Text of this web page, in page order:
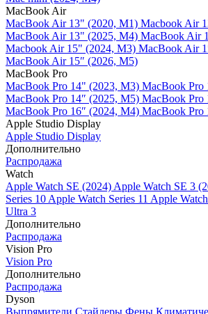
MacBook Air
MacBook Air 13" (2020, M1) Macbook Air
MacBook Air 13" (2025, M4) MacBook Air
Macbook Air 15" (2024, M3) MacBook Air
MacBook Air 15″ (2026, M5)
MacBook Pro
MacBook Pro 14" (2023, M3) MacBook Pro
MacBook Pro 14″ (2025, M5) MacBook Pro
MacBook Pro 16″ (2024, M4) MacBook Pro
Apple Studio Display
Apple Studio Display
Дополнительно
Распродажа
Watch
Apple Watch SE (2024) Apple Watch SE 3
Series 10 Apple Watch Series 11 Apple
Ultra 3
Дополнительно
Распродажа
Vision Pro
Vision Pro
Дополнительно
Распродажа
Dyson
Выпрямители Стайлеры Фены